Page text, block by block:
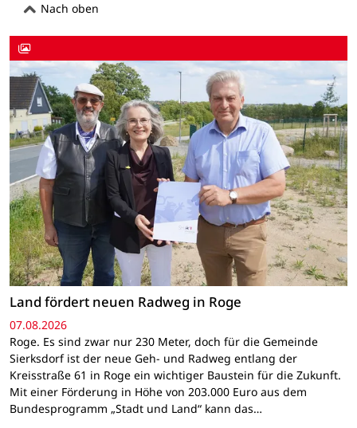
Nach oben
Land fördert neuen Radweg in Roge
07.08.2026
Roge. Es sind zwar nur 230 Meter, doch für die Gemeinde
Sierksdorf ist der neue Geh- und Radweg entlang der
Kreisstraße 61 in Roge ein wichtiger Baustein für die Zukunft.
Mit einer Förderung in Höhe von 203.000 Euro aus dem
Bundesprogramm „Stadt und Land“ kann das…